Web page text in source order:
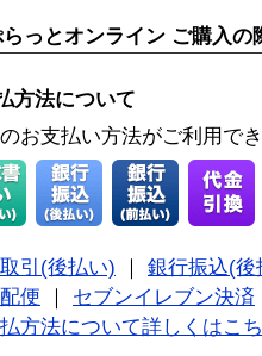
っとオンライン ご購入の
方法について
お支払い方法がご利用で
引(後払い)
銀行振込(後
便
セブンイレブン決済
方法について詳しくはこ